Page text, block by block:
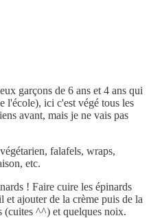
garçons de 6 ans et 4 ans qui
l'école), ici c'est végé tous les
avant, mais je ne vais pas
falafels, wraps,
etc.
! Faire cuire les épinards
et ajouter de la crème puis de la
(cuites ^^) et quelques noix.